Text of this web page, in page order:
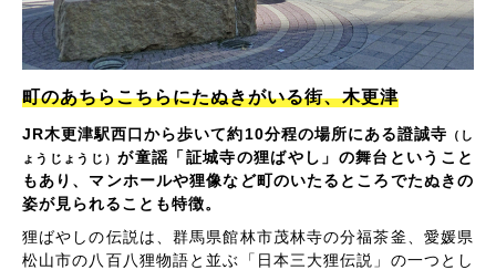
町のあちらこちらにたぬきがいる街、木更津
JR木更津駅西口から歩いて約10分程の場所にある證誠寺 （し
ょうじょうじ）が童謡「証城寺の狸ばやし」の舞台ということ
もあり、マンホールや狸像など町のいたるところでたぬきの
姿が見られることも特徴。
狸ばやしの伝説は、群馬県館林市茂林寺の分福茶釜、愛媛県
松山市の八百八狸物語と並ぶ「日本三大狸伝説」の一つとし